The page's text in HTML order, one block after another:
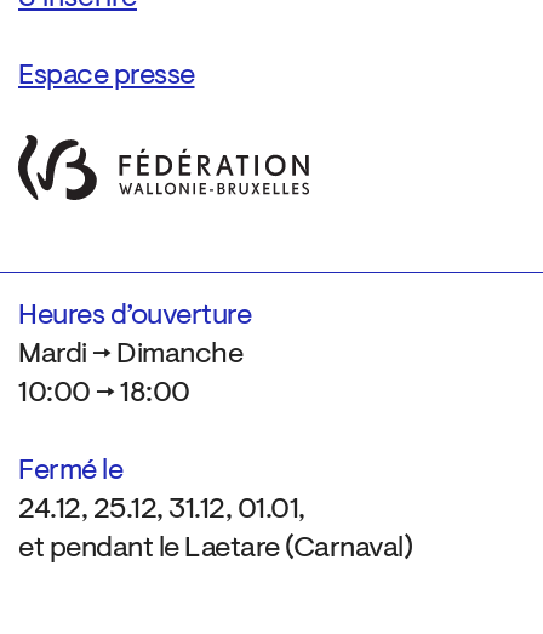
Espace presse
Heures d’ouverture
Mardi → Dimanche
10:00 → 18:00
Fermé le
24.12, 25.12, 31.12, 01.01,
et pendant le Laetare (Carnaval)